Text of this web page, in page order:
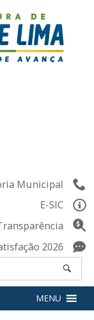
Municipal
E-SIC
2026
MENU